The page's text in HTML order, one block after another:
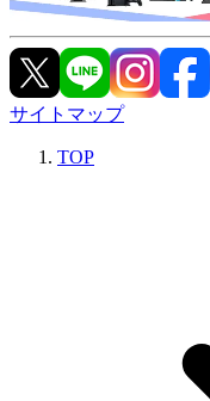
サイトマップ
TOP